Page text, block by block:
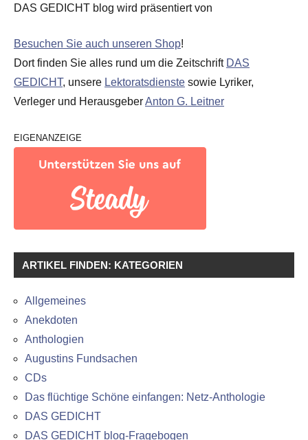
DAS GEDICHT blog wird präsentiert von
Besuchen Sie auch unseren Shop!
Dort finden Sie alles rund um die Zeitschrift DAS
GEDICHT, unsere Lektoratsdienste sowie Lyriker,
Verleger und HerausgeberAnton G. Leitner
EIGENANZEIGE
ARTIKEL FINDEN: KATEGORIEN
Allgemeines
Anekdoten
Anthologien
Augustins Fundsachen
CDs
Das flüchtige Schöne einfangen: Netz-Anthologie
DAS GEDICHT
DAS GEDICHT blog-Fragebogen